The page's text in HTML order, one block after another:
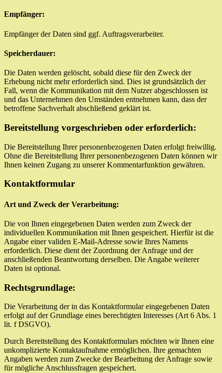
Empfänger:
Empfänger der Daten sind ggf. Auftragsverarbeiter.
Speicherdauer:
Die Daten werden gelöscht, sobald diese für den Zweck der
Erhebung nicht mehr erforderlich sind. Dies ist grundsätzlich der
Fall, wenn die Kommunikation mit dem Nutzer abgeschlossen ist
und das Unternehmen den Umständen entnehmen kann, dass der
betroffene Sachverhalt abschließend geklärt ist.
Bereitstellung vorgeschrieben oder erforderlich:
Die Bereitstellung Ihrer personenbezogenen Daten erfolgt freiwillig.
Ohne die Bereitstellung Ihrer personenbezogenen Daten können wir
Ihnen keinen Zugang zu unserer Kommentarfunktion gewähren.
Kontaktformular
Art und Zweck der Verarbeitung:
Die von Ihnen eingegebenen Daten werden zum Zweck der
individuellen Kommunikation mit Ihnen gespeichert. Hierfür ist die
Angabe einer validen E-Mail-Adresse sowie Ihres Namens
erforderlich. Diese dient der Zuordnung der Anfrage und der
anschließenden Beantwortung derselben. Die Angabe weiterer
Daten ist optional.
Rechtsgrundlage:
Die Verarbeitung der in das Kontaktformular eingegebenen Daten
erfolgt auf der Grundlage eines berechtigten Interesses (Art 6 Abs. 1
lit. f DSGVO).
Durch Bereitstellung des Kontaktformulars möchten wir Ihnen eine
unkomplizierte Kontaktaufnahme ermöglichen. Ihre gemachten
Angaben werden zum Zwecke der Bearbeitung der Anfrage sowie
für mögliche Anschlussfragen gespeichert.